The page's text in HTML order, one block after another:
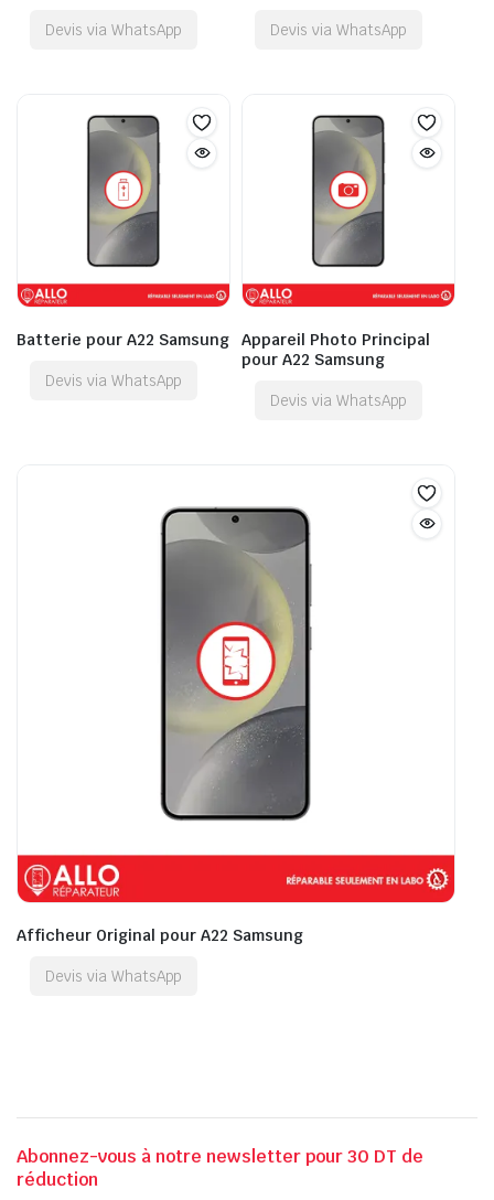
Devis via WhatsApp Devis via WhatsApp
Batterie pour A22 Samsung
Devis via WhatsApp
Appareil Photo Principal
pour A22 Samsung
Devis via WhatsApp
Afficheur Original pour A22 Samsung
Devis via WhatsApp
Abonnez-vous à notre newsletter pour 30 DT de
réduction